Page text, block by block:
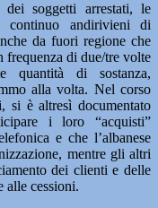
soggetti arrestati, le
continuo andirivieni di
da fuori regione che
frequenza di due/tre volte
quantità di sostanza,
alla volta. Nel corso
si è altresì documentato
i loro “acquisti”
e che l’albanese
mentre gli altri
dei clienti e delle
alle cessioni.